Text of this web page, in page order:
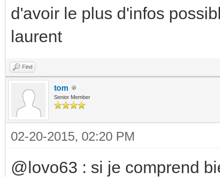
d'avoir le plus d'infos
laurent
Find
tom
Senior Member
02-20-2015, 02:20 PM
@lovo63 : si je comprend